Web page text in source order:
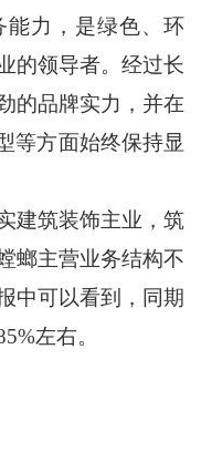
能力，是绿色、环
的领导者。经过长
的品牌实力，并在
等方面始终保持显
筑装饰主业，筑
螂主营业务结构不
中可以看到，同期
左右。